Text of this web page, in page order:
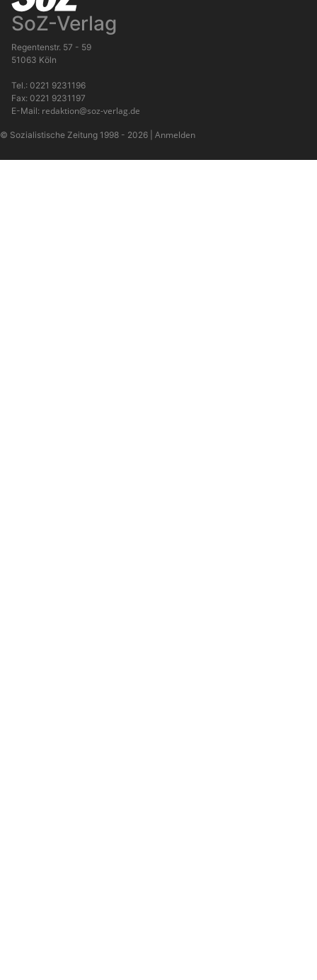
SoZ-Verlag
Regentenstr. 57 - 59
51063 Köln
Tel.: 0221 9231196
Fax: 0221 9231197
E-Mail: redaktion@soz-verlag.de
© Sozialistische Zeitung 1998 - 2026 Anmelden